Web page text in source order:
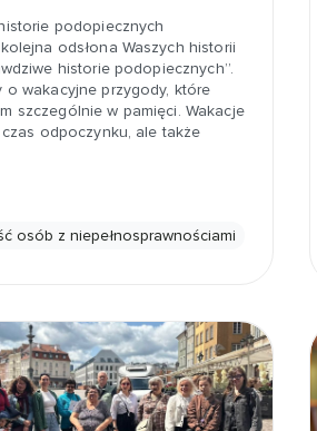
podopiecznych
odsłona Waszych historii
historie podopiecznych”.
o wakacyjne przygody, które
szczególnie w pamięci. Wakacje
odpoczynku, ale także
osób z niepełnosprawnościami